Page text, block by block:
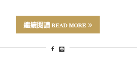
繼續閱讀 READ MORE